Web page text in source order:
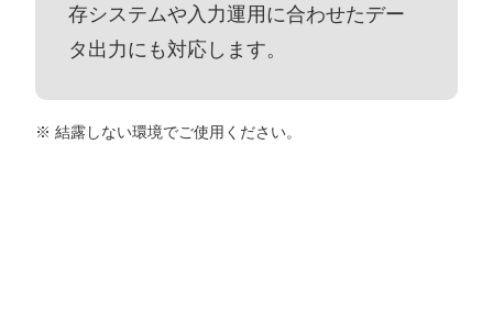
存システムや入力運用に合わせたデー
タ出力にも対応します。
結露しない環境でご使用ください。